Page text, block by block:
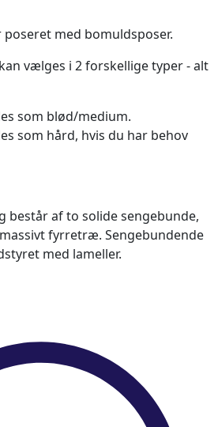
med bomuldsposer.
vælges i 2 forskellige typer - alt
som blød/medium.
som hård, hvis du har behov
består af to solide sengebunde,
fyrretræ. Sengebundende
med lameller.